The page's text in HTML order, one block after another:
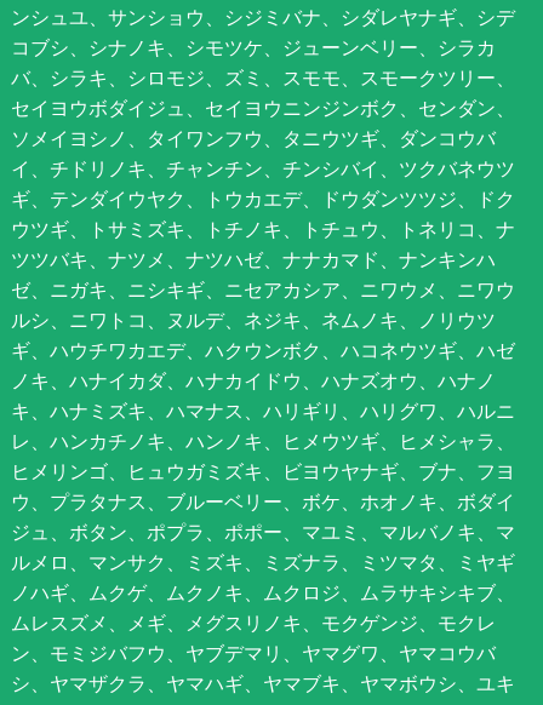
ンシュユ、サンショウ、シジミバナ、シダレヤナギ、シデ
コブシ、シナノキ、シモツケ、ジューンベリー、シラカ
バ、シラキ、シロモジ、ズミ、スモモ、スモークツリー、
セイヨウボダイジュ、セイヨウニンジンボク、センダン、
ソメイヨシノ、タイワンフウ、タニウツギ、ダンコウバ
イ、チドリノキ、チャンチン、チンシバイ、ツクバネウツ
ギ、テンダイウヤク、トウカエデ、ドウダンツツジ、ドク
ウツギ、トサミズキ、トチノキ、トチュウ、トネリコ、ナ
ツツバキ、ナツメ、ナツハゼ、ナナカマド、ナンキンハ
ゼ、ニガキ、ニシキギ、ニセアカシア、ニワウメ、ニワウ
ルシ、ニワトコ、ヌルデ、ネジキ、ネムノキ、ノリウツ
ギ、ハウチワカエデ、ハクウンボク、ハコネウツギ、ハゼ
ノキ、ハナイカダ、ハナカイドウ、ハナズオウ、ハナノ
キ、ハナミズキ、ハマナス、ハリギリ、ハリグワ、ハルニ
レ、ハンカチノキ、ハンノキ、ヒメウツギ、ヒメシャラ、
ヒメリンゴ、ヒュウガミズキ、ビヨウヤナギ、ブナ、フヨ
ウ、プラタナス、ブルーベリー、ボケ、ホオノキ、ボダイ
ジュ、ボタン、ポプラ、ポポー、マユミ、マルバノキ、マ
ルメロ、マンサク、ミズキ、ミズナラ、ミツマタ、ミヤギ
ノハギ、ムクゲ、ムクノキ、ムクロジ、ムラサキシキブ、
ムレスズメ、メギ、メグスリノキ、モクゲンジ、モクレ
ン、モミジバフウ、ヤブデマリ、ヤマグワ、ヤマコウバ
シ、ヤマザクラ、ヤマハギ、ヤマブキ、ヤマボウシ、ユキ